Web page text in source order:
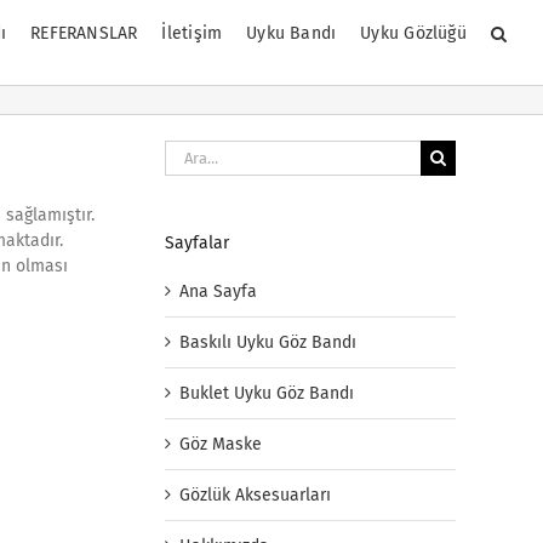
REFERANSLAR İletişim Uyku Bandı Uyku Gözlüğü
olması
Ara:
Sayfalar
Ana Sayfa
Baskılı Uyku Göz Bandı
Buklet Uyku Göz Bandı
Göz Maske
Gözlük Aksesuarları